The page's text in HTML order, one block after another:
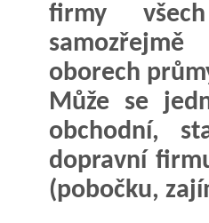
firmy
oborech
Může se
obchodní,
dopravní
(pobočku,